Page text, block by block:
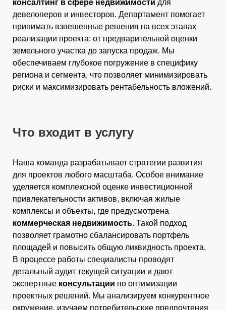
консалтинг в сфере недвижимости для
девелоперов и инвесторов. Департамент помогает
принимать взвешенные решения на всех этапах
реализации проекта: от предварительной оценки
земельного участка до запуска продаж. Мы
обеспечиваем глубокое погружение в специфику
региона и сегмента, что позволяет минимизировать
риски и максимизировать рентабельность вложений.
Что входит в услугу
Наша команда разрабатывает стратегии развития
для проектов любого масштаба. Особое внимание
уделяется комплексной оценке инвестиционной
привлекательности активов, включая жилые
комплексы и объекты, где предусмотрена
коммерческая недвижимость. Такой подход
позволяет грамотно сбалансировать портфель
площадей и повысить общую ликвидность проекта.
В процессе работы специалисты проводят
детальный аудит текущей ситуации и дают
экспертные консультации по оптимизации
проектных решений. Мы анализируем конкурентное
окружение, изучаем потребительские предпочтения